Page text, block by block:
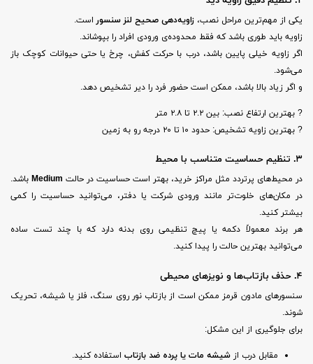
یکی از مهم‌ترین مراحل نصب، زاویه‌دهی صحیح لنز سنسور است.
زاویه باید طوری باشد که فقط محدوده‌ی ورودی افراد را بپوشاند.
اگر زاویه خیلی پایین باشد، درب با حرکت کفش، چرخ یا حتی حیوانات کوچک باز
می‌شود.
و اگر زیاد بالا باشد، ممکن است حضور فرد را دیر تشخیص دهد.
? بهترین ارتفاع نصب: بین ۲.۲ تا ۲.۸ متر
? بهترین زاویه تشخیص: حدود ۱۰ تا ۲۰ درجه رو به زمین
۳. تنظیم حساسیت متناسب با محیط
در محیط‌های پرتردد مثل مراکز خرید، بهتر است حساسیت در حالت Medium باشد.
در مکان‌های خلوت‌تر مانند ورودی شرکت یا دفتر، می‌توانید حساسیت را کمی
بیشتر کنید.
هر برند معمولاً دکمه یا پیچ تنظیمی روی بدنه دارد که با چند تست ساده
می‌توانید بهترین حالت را پیدا کنید.
۴. حذف بازتاب‌ها و نویزهای محیطی
سنسورهای مادون قرمز ممکن است از بازتاب نور روی سنگ، فلز یا شیشه، تحریک
شوند.
برای جلوگیری از این مشکل:
مقابل درب از شیشه مات یا پرده ضد بازتاب استفاده کنید.